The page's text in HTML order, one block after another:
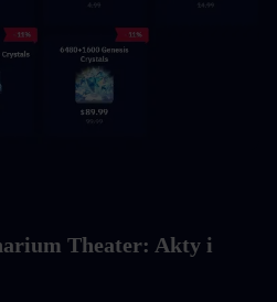
Theater: Akty i